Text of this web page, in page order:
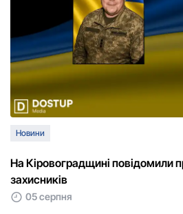
Новини
На Кіровоградщині повідомили
захисників
05 серпня